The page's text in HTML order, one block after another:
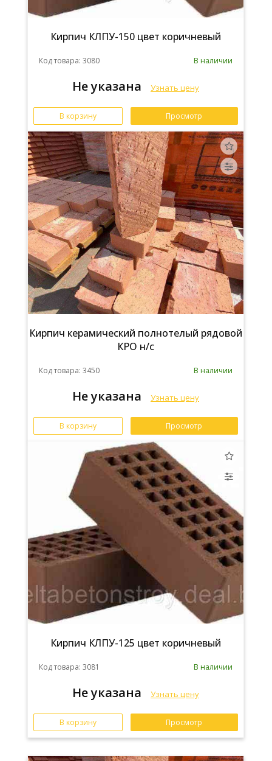
Кирпич КЛПУ-150 цвет коричневый
Код товара: 3080 В наличии
Не указана Узнать цену
В корзину Просмотр
Кирпич керамический полнотелый рядовой
КРО н/с
Код товара: 3450 В наличии
Не указана Узнать цену
В корзину Просмотр
Кирпич КЛПУ-125 цвет коричневый
Код товара: 3081 В наличии
Не указана Узнать цену
В корзину Просмотр